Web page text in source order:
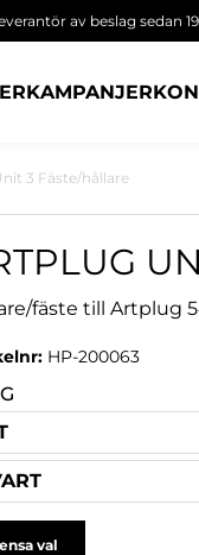
av beslag sedan
KAMPANJER
3 Fäste/hållare
fäste till Artplug
HP-200063
val